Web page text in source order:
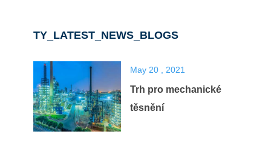
TY_LATEST_NEWS_BLOGS
May 20 , 2021
Trh pro mechanické
těsnění